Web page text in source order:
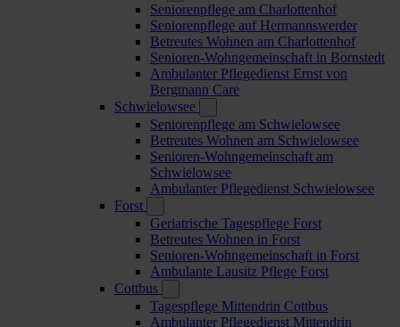
Seniorenpflege am Charlottenhof
Seniorenpflege auf Hermannswerder
Betreutes Wohnen am Charlottenhof
Senioren-Wohngemeinschaft in Bornstedt
Ambulanter Pflegedienst Ernst von
Bergmann Care
Schwielowsee
Seniorenpflege am Schwielowsee
Betreutes Wohnen am Schwielowsee
Senioren-Wohngemeinschaft am
Schwielowsee
Ambulanter Pflegedienst Schwielowsee
Forst
Geriatrische Tagespflege Forst
Betreutes Wohnen in Forst
Senioren-Wohngemeinschaft in Forst
Ambulante Lausitz Pflege Forst
Cottbus
Tagespflege Mittendrin Cottbus
Ambulanter Pflegedienst Mittendrin